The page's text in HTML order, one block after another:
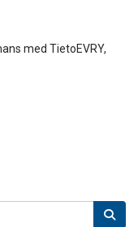
med TietoEVRY,